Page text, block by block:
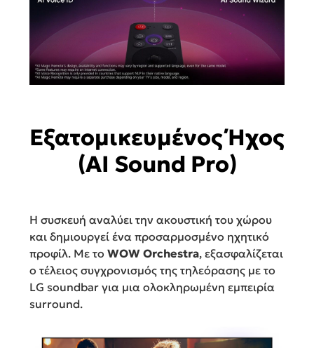
Εξατομικευμένος Ήχος
(AI Sound Pro)
Η συσκευή αναλύει την ακουστική του χώρου
και δημιουργεί ένα προσαρμοσμένο ηχητικό
προφίλ. Με το WOW Orchestra, εξασφαλίζεται
ο τέλειος συγχρονισμός της τηλεόρασης με το
LG soundbar για μια ολοκληρωμένη εμπειρία
surround.